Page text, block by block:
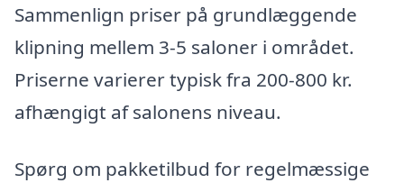
Sammenlign priser på grundlæggende
klipning mellem 3-5 saloner i området.
Priserne varierer typisk fra 200-800 kr.
afhængigt af salonens niveau.
Spørg om pakketilbud for regelmæssige